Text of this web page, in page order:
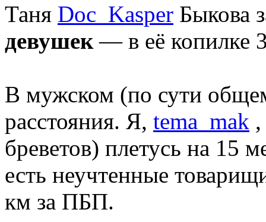
Таня Doc_Kasper Быкова
девушек— в её копилке
В мужском (по сути
расстояния. Я, tema_mak
бреветов) плетусь на 15
есть неучтенные
км за ПБП.